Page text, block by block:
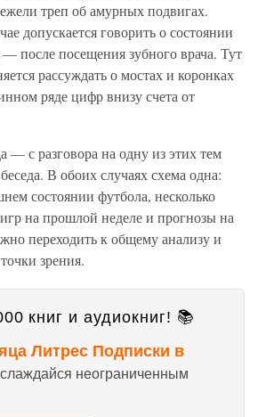
треп об амурных подвигах.
допускается говорить о состоянии
после посещения зубного врача. Тут
рассуждать о мостах и коронках
ряде цифр внизу счета от
— с разговора на одну из этих тем
В обоих случаях схема одна:
состоянии футбола, несколько
на прошлой неделе и прогнозы на
переходить к общему анализу и
зрения.
книг и аудиокниг! 📚
Литрес Подписки в
неограниченным